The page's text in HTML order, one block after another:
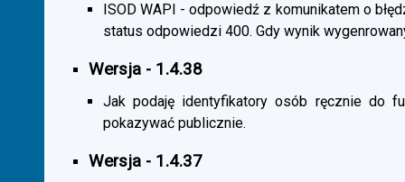
ISOD WAPI - odpowiedź z komunikatem o
status odpowiedzi 400. Gdy wynik
Wersja - 1.4.38
Jak podaję identyfikatory osób ręcznie do
pokazywać publicznie.
Wersja - 1.4.37